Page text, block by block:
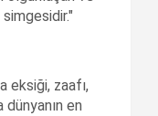
eksiği, zaafı,
en